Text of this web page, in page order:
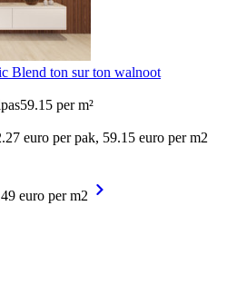
Blend ton sur ton walnoot
59.15 per m²
euro per pak, 59.15 euro per m2
euro per m2